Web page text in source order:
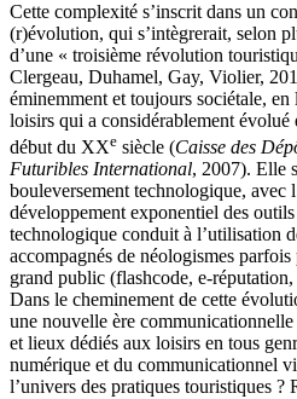
Cette complexité s’inscrit dans un
(r)évolution, qui s’intègrerait, selon
d’une « troisième révolution
Clergeau, Duhamel, Gay, Violier,
éminemment et toujours sociétale,
loisirs qui a considérablement évolué
début du XXe siècle (Caisse des
Futuribles International, 2007). Elle
bouleversement technologique, avec
développement exponentiel des
technologique conduit à l’utilisation
accompagnés de néologismes
grand public (flashcode, e-
Dans le cheminement de cette
une nouvelle ère communicationnelle
et lieux dédiés aux loisirs en tous
numérique et du communicationnel
l’univers des pratiques touristiques ?